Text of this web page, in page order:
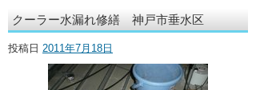
クーラー水漏れ修繕 神戸市垂水区
投稿日 2011年7月18日